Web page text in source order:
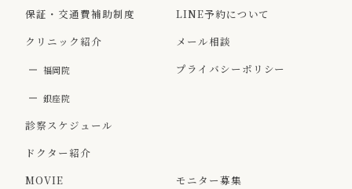
保証・交通費補助制度
クリニック紹介
福岡院
銀座院
診察スケジュール
ドクター紹介
MOVIE
LINE予約について
メール相談
プライバシーポリシー
モニター募集